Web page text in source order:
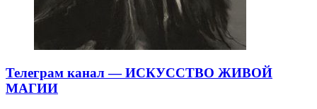
Телеграм канал — ИСКУССТВО ЖИВОЙ
МАГИИ